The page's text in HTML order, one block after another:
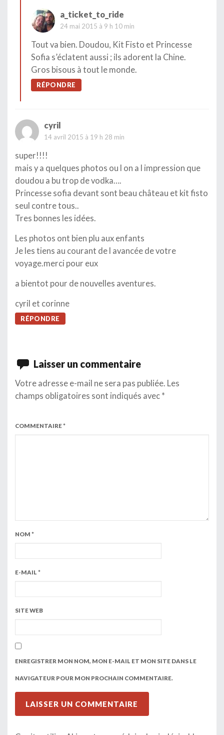
a_ticket_to_ride
24 mai 2015 à 9 h 10 min
Tout va bien. Doudou, Kit Fisto et Princesse
Sofia s’éclatent aussi ; ils adorent la Chine.
Gros bisous à tout le monde.
RÉPONDRE
cyril
14 avril 2015 à 19 h 28 min
super!!!!
mais y a quelques photos ou l on a l impression que
doudou a bu trop de vodka….
Princesse sofia devant sont beau château et kit fisto
seul contre tous..
Tres bonnes les idées.
Les photos ont bien plu aux enfants
Je les tiens au courant de l avancée de votre
voyage.merci pour eux
a bientot pour de nouvelles aventures.
cyril et corinne
RÉPONDRE
Laisser un commentaire
Votre adresse e-mail ne sera pas publiée. Les
champs obligatoires sont indiqués avec *
COMMENTAIRE*
NOM *
E-MAIL *
SITE WEB
ENREGISTRER MON NOM, MON E-MAIL ET MON SITE DANS LE
NAVIGATEUR POUR MON PROCHAIN COMMENTAIRE.